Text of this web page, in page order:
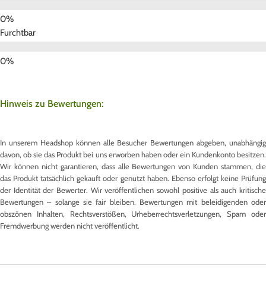
Furchtbar
Hinweis zu Bewertungen:
In unserem Headshop können alle Besucher Bewertungen abgeben, unabhängig
davon, ob sie das Produkt bei uns erworben haben oder ein Kundenkonto besitzen.
Wir können nicht garantieren, dass alle Bewertungen von Kunden stammen, die
das Produkt tatsächlich gekauft oder genutzt haben. Ebenso erfolgt keine Prüfung
der Identität der Bewerter. Wir veröffentlichen sowohl positive als auch kritische
Bewertungen – solange sie fair bleiben. Bewertungen mit beleidigenden oder
obszönen Inhalten, Rechtsverstößen, Urheberrechtsverletzungen, Spam oder
Fremdwerbung werden nicht veröffentlicht.